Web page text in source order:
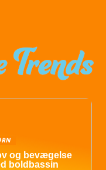
og bevægelse
boldbassin